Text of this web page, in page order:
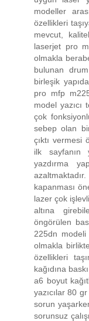
modeller
özellikleri
mevcut,
laserjet pro
olmakla
bulunan
birleşik
pro mfp
model
çok
sebep olan
çıktı vermesi
ilk sayfanın
yazdırma
kapanması
lazer çok
altına
öngörülen
225dn modeli
olmakla
özellikleri
kağıdına
a6 boyut
yazıcılar 80
sorun
sorunsuz